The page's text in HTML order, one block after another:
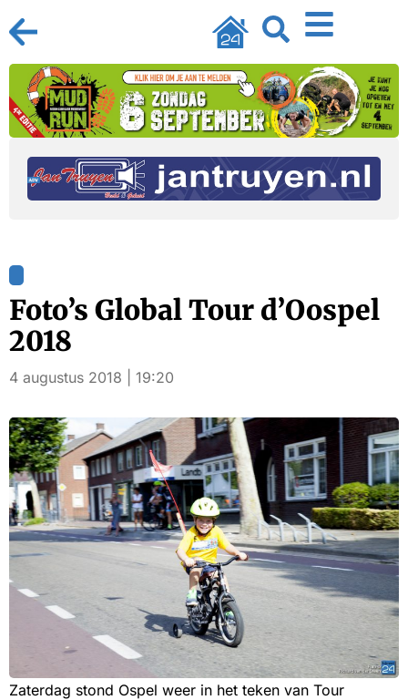
Foto’s Global Tour d’Oospel
2018
4 augustus 2018 | 19:20
Zaterdag stond Ospel weer in het teken van Tour